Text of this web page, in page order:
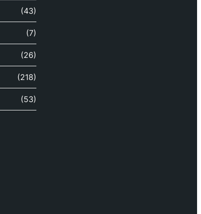
(43)
(7)
(26)
(218)
(53)